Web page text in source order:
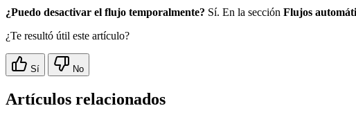
¿Puedo desactivar el flujo temporalmente? Sí. En la sección Flujos
¿Te resultó útil este artículo?
Sí No
Artículos relacionados